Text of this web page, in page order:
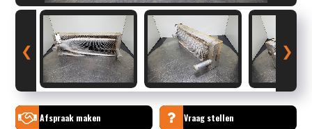
❮ ❯
Afspraak maken Vraag stellen